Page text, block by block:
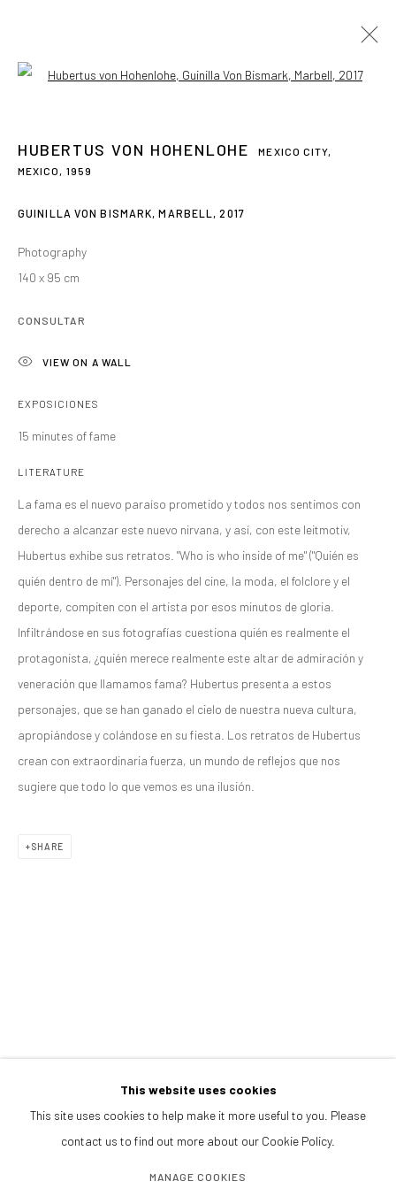
HUBERTUS VON
HUBERTUS VON HOHENLOHE
RESUMEN OBRAS BIOGRAFÍA
EXPOSICIONES
BROWSE ARTISTS
PLANEA TU VISITA
Lunes a viernes 10h - 14h
This website uses cookies
This site uses cookies to help make it more useful to you. Please
contact us to find out more about our Cookie Policy.
MANAGE COOKIES
HUBERTUS VON HOHENLOHE
MEXICO CITY,
MEXICO, 1959
GUINILLA VON BISMARK, MARBELL ,2017
Photography
140 x 95 cm
CONSULTAR
VIEW ON A WALL
EXPOSICIONES
15 minutes of fame
LITERATURE
La fama es el nuevo paraíso prometido y todos nos sentimos con
derecho a alcanzar este nuevo nirvana, y así, con este leitmotiv,
Hubertus exhibe sus retratos. "Who is who inside of me" ("Quién es
quién dentro de mí"). Personajes del cine, la moda, el folclore y el
deporte, compiten con el artista por esos minutos de gloria.
Infiltrándose en sus fotografías cuestiona quién es realmente el
protagonista, ¿quién merece realmente este altar de admiración y
veneración que llamamos fama? Hubertus presenta a estos
personajes, que se han ganado el cielo de nuestra nueva cultura,
apropiándose y colándose en su fiesta. Los retratos de Hubertus
crean con extraordinaria fuerza, un mundo de reflejos que nos
sugiere que todo lo que vemos es una ilusión.
SHARE